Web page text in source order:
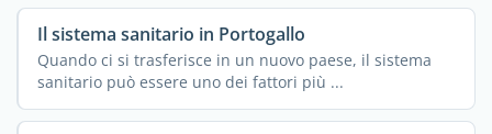
Il sistema sanitario in Portogallo
Quando ci si trasferisce in un nuovo paese, il sistema
sanitario può essere uno dei fattori più ...